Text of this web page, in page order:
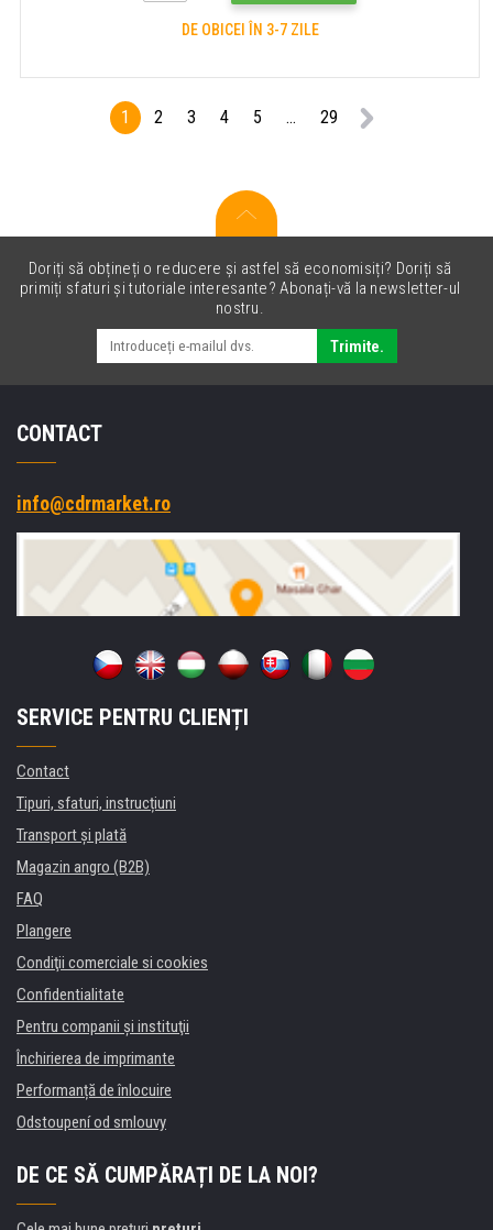
DE OBICEI ÎN 3-7 ZILE
1 2 3 4 5 ... 29
Doriți să obțineți o reducere și astfel să economisiți? Doriți să
primiți sfaturi și tutoriale interesante? Abonați-vă la newsletter-ul
nostru.
Trimite.
CONTACT
info@cdrmarket.ro
SERVICE PENTRU CLIENȚI
Contact
Tipuri, sfaturi, instrucțiuni
Transport şi plată
Magazin angro (B2B)
FAQ
Plangere
Condiţii comerciale si cookies
Confidentialitate
Pentru companii și instituţii
Închirierea de imprimante
Performanță de înlocuire
Odstoupení od smlouvy
DE CE SĂ CUMPĂRAȚI DE LA NOI?